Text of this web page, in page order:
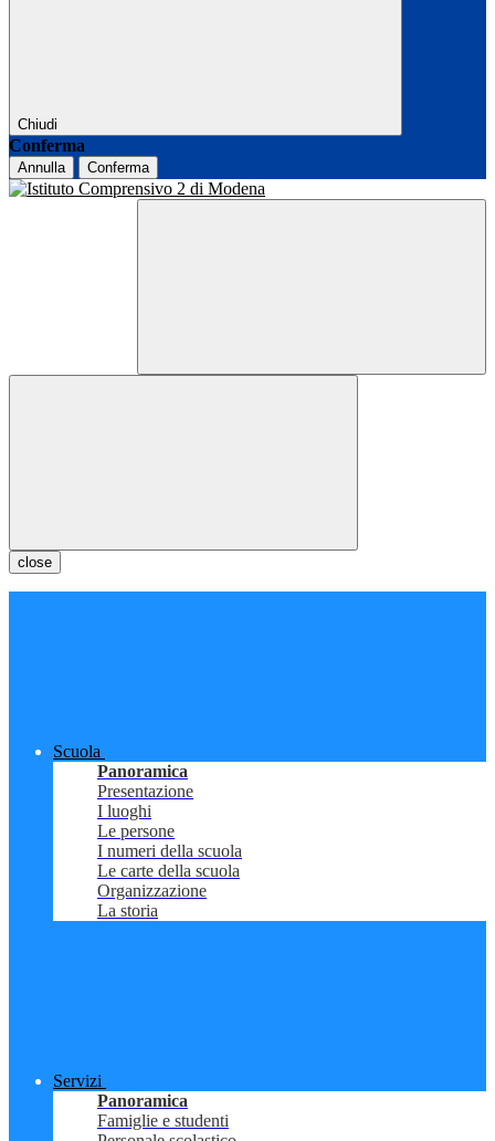
Chiudi
Conferma
Annulla Conferma
close
Scuola
Panoramica
Presentazione
I luoghi
Le persone
I numeri della scuola
Le carte della scuola
Organizzazione
La storia
Servizi
Panoramica
Famiglie e studenti